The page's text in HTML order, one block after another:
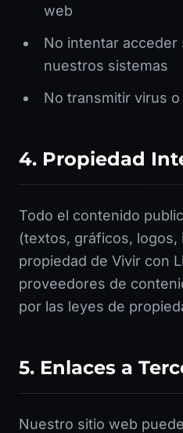
web
No intentar acceder
nuestros sistemas
No transmitir virus
4. Propiedad
Todo el contenido
(textos, gráficos, logos,
propiedad de Vivir con
proveedores de
por las leyes de
5. Enlaces a
Nuestro sitio web